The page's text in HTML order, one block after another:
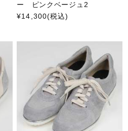
ー ピンクベージュ2
¥14,300(税込)